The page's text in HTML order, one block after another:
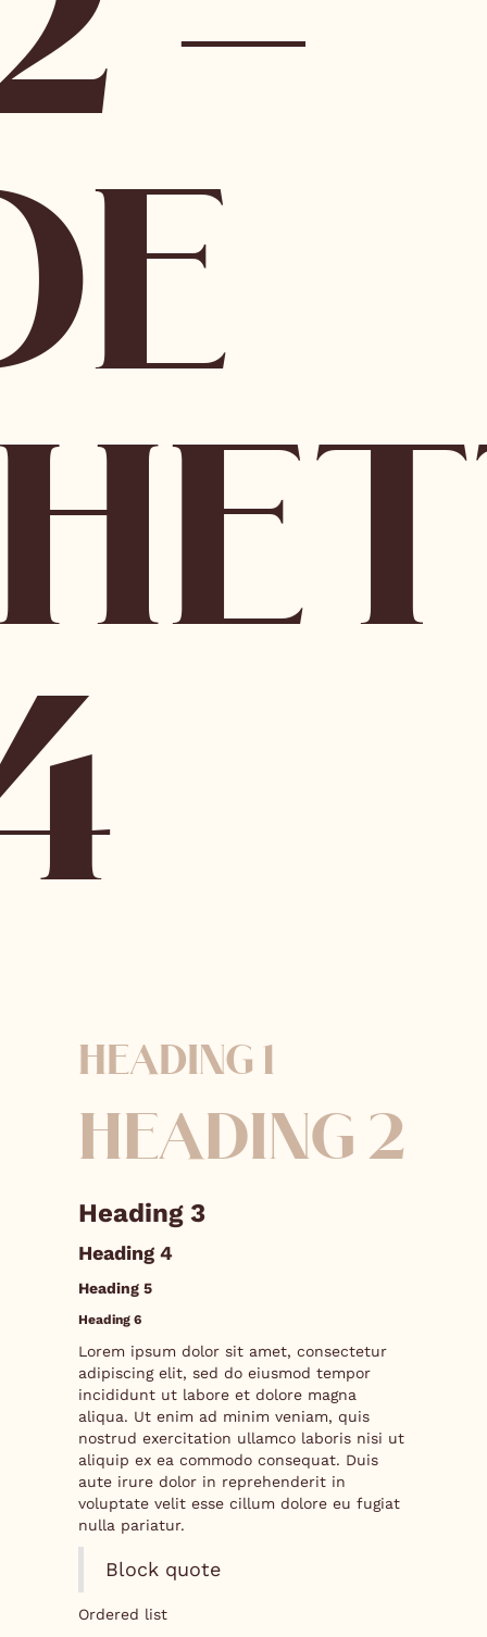
HEADING 1
HEADING 2
Heading 3
Heading 4
Heading 5
Heading 6
Lorem ipsum dolor sit amet, consectetur
adipiscing elit, sed do eiusmod tempor
incididunt ut labore et dolore magna
aliqua. Ut enim ad minim veniam, quis
nostrud exercitation ullamco laboris nisi ut
aliquip ex ea commodo consequat. Duis
aute irure dolor in reprehenderit in
voluptate velit esse cillum dolore eu fugiat
nulla pariatur.
Block quote
Ordered list